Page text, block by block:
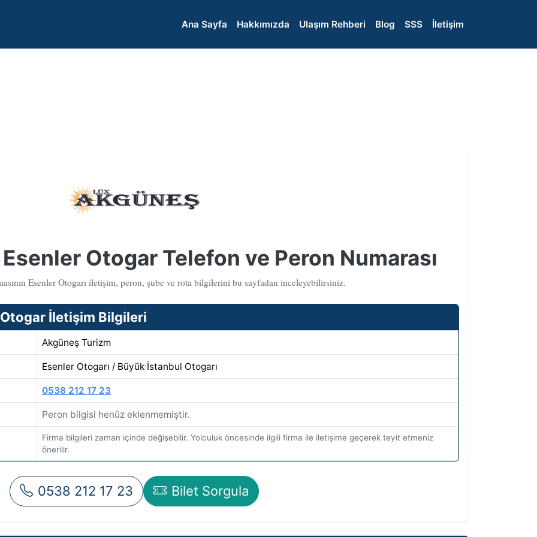
Ana Sayfa Hakkımızda Ulaşım Rehberi Blog SSS İletişim
Otogar Telefon ve Peron Numarası
Esenler Otogarı iletişim, peron, şube ve rota bilgilerini bu sayfadan inceleyebilirsiniz.
İletişim Bilgileri
Akgüneş Turizm
Esenler Otogarı / Büyük İstanbul Otogarı
0538 212 17 23
Peron bilgisi henüz eklenmemiştir.
Firma bilgileri zaman içinde değişebilir. Yolculuk öncesinde ilgili firma ile iletişime geçerek teyit etmeniz
önerilir.
0538 212 17 23 Bilet Sorgula